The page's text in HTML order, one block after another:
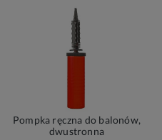
Pompka ręczna do balonów,
dwustronna